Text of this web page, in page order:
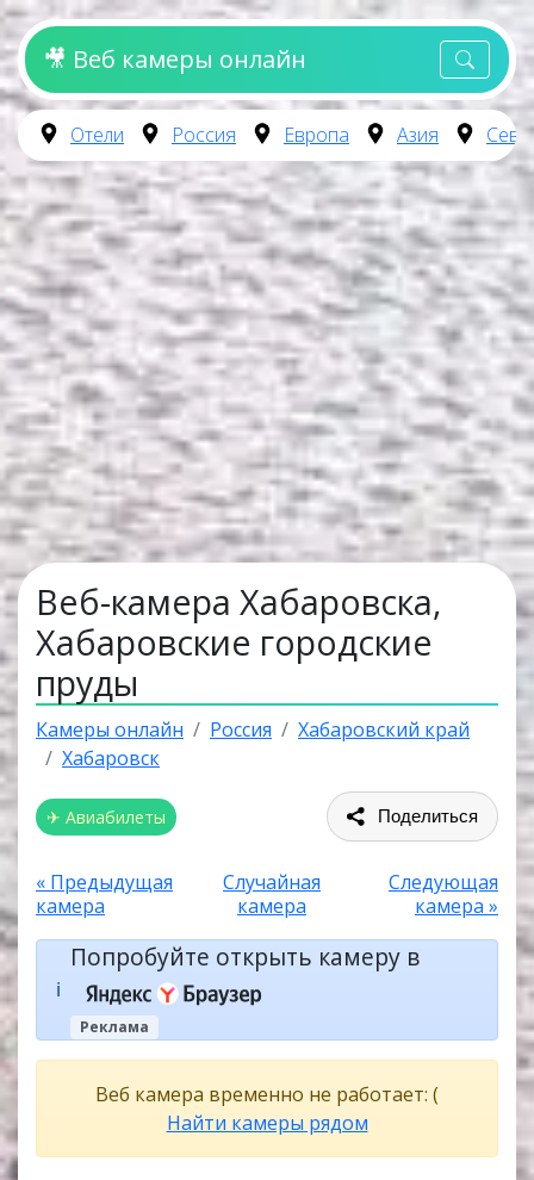
🎥 Веб камеры онлайн
Отели Россия Европа Азия
Веб-камера Хабаровска,
Хабаровские городские
пруды
Камеры онлайн Россия
Хабаровский край
Хабаровск
✈ Авиабилеты Поделиться
« Предыдущая
камера
Случайная
камера
Следующая
камера »
ℹ️
Попробуйте открыть камеру в
Реклама
Веб камера временно не работает: (
Найти камеры рядом